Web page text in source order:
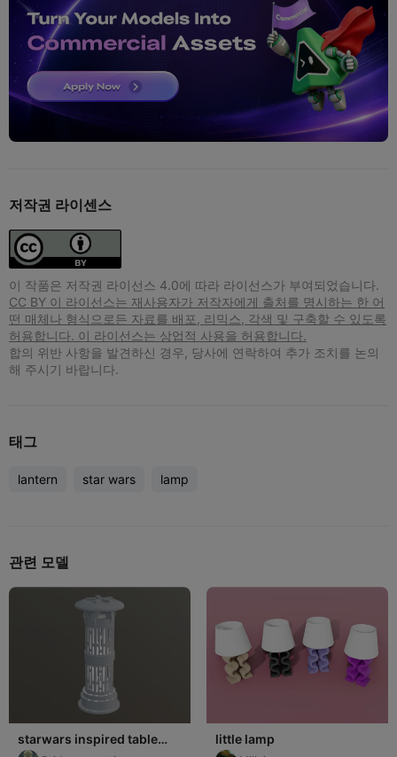
저작권 라이센스
이 작품은 저작권 라이선스 4.0에 따라 라이선스가 부여되었습니다.
CC BY 이 라이선스는 재사용자가 저작자에게 출처를 명시하는 한 어
떤 매체나 형식으로든 자료를 배포, 리믹스, 각색 및 구축할 수 있도록
허용합니다. 이 라이선스는 상업적 사용을 허용합니다.
합의 위반 사항을 발견하신 경우, 당사에 연락하여 추가 조치를 논의
해 주시기 바랍니다.
태그
lantern star wars lamp
관련 모델
starwars inspired table
lamp
little lamp